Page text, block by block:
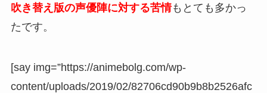
吹き替え版の声優陣に対する苦情もとても多かっ
たです。
[say img=”https://animebolg.com/wp-
content/uploads/2019/02/82706cd90b9b8b2526afc